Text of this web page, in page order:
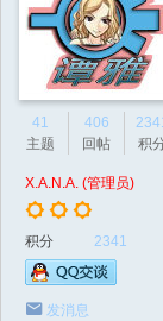
41
主题
406
回帖
积
X.A.N.A. (管理员)
积分 2341
发消息